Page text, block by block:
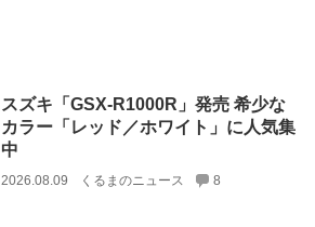
スズキ「GSX-R1000R」発売 希少な
カラー「レッド／ホワイト」に人気集
中
2026.08.09 くるまのニュース 8